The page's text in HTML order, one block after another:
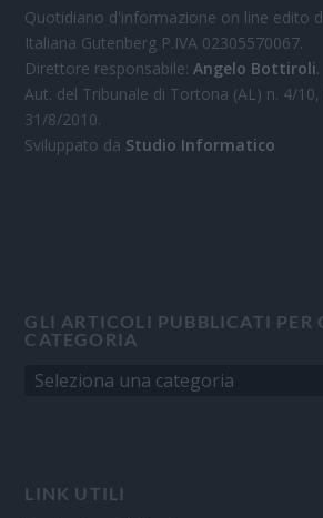
Quotidiano d'informazione on line edito
Italiana Gutenberg P.IVA 02305570067.
Direttore responsabile:Angelo Bottiroli.
Aut. del Tribunale di Tortona (AL) n. 4/
31/8/2010.
Sviluppato da Studio Informatico
GLI ARTICOLI PUBBLICATI PER
CATEGORIA
LINK UTILI